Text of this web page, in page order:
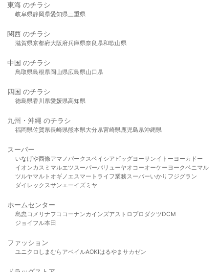
東海 のチラシ
岐阜県静岡県愛知県三重県
関西 のチラシ
滋賀県京都府大阪府兵庫県奈良県和歌山県
中国 のチラシ
鳥取県島根県岡山県広島県山口県
四国 のチラシ
徳島県香川県愛媛県高知県
九州・沖縄 のチラシ
福岡県佐賀県長崎県熊本県大分県宮崎県鹿児島県沖縄県
スーパー
いなげや西條アマノパークスベイシア ビッグヨーサンイトーヨーカドー
イオンカスミ マルエツスーパーバリューヤオコーオーケー ヨークベニマル
ツルヤマルト オギノ エスマート ライフ業務スーパーいかり フジグラン
ダイレックスサンエーイズミヤ
ホームセンター
島忠 コメリ ナフコ コーナンカインズアストロプロダクツDCM
ジョイフル本田
ファッション
ユニクロ しまむら アベイルAOKIはるやま サカゼン